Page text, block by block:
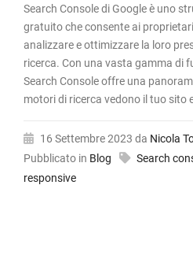
Search Console di Google è uno
gratuito che consente ai
analizzare e ottimizzare la loro
ricerca. Con una vasta gamma di
Search Console offre una
motori di ricerca vedono il tuo sito
16 Settembre 2023 da Nicola
Pubblicato in Blog Search
responsive